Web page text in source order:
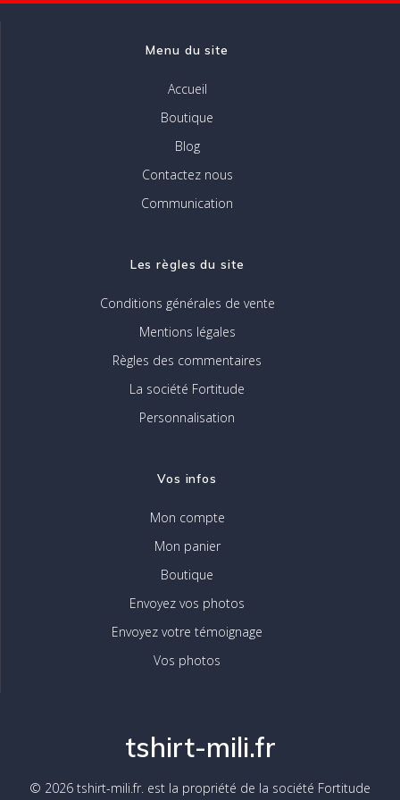
Menu du site
Accueil
Boutique
Blog
Contactez nous
Communication
Les règles du site
Conditions générales de vente
Mentions légales
Règles des commentaires
La société Fortitude
Personnalisation
Vos infos
Mon compte
Mon panier
Boutique
Envoyez vos photos
Envoyez votre témoignage
Vos photos
tshirt-mili.fr
© 2026 tshirt-mili.fr. est la propriété de la société Fortitude